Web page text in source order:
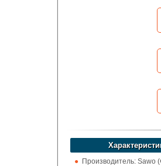
Производитель: Sawo